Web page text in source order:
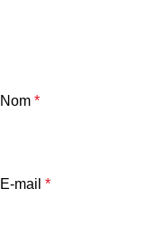
Nom *
E-mail *